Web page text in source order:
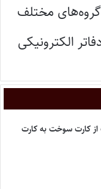
گروه‌های مختلف
الکترونیکی
کارت سوخت به کارت